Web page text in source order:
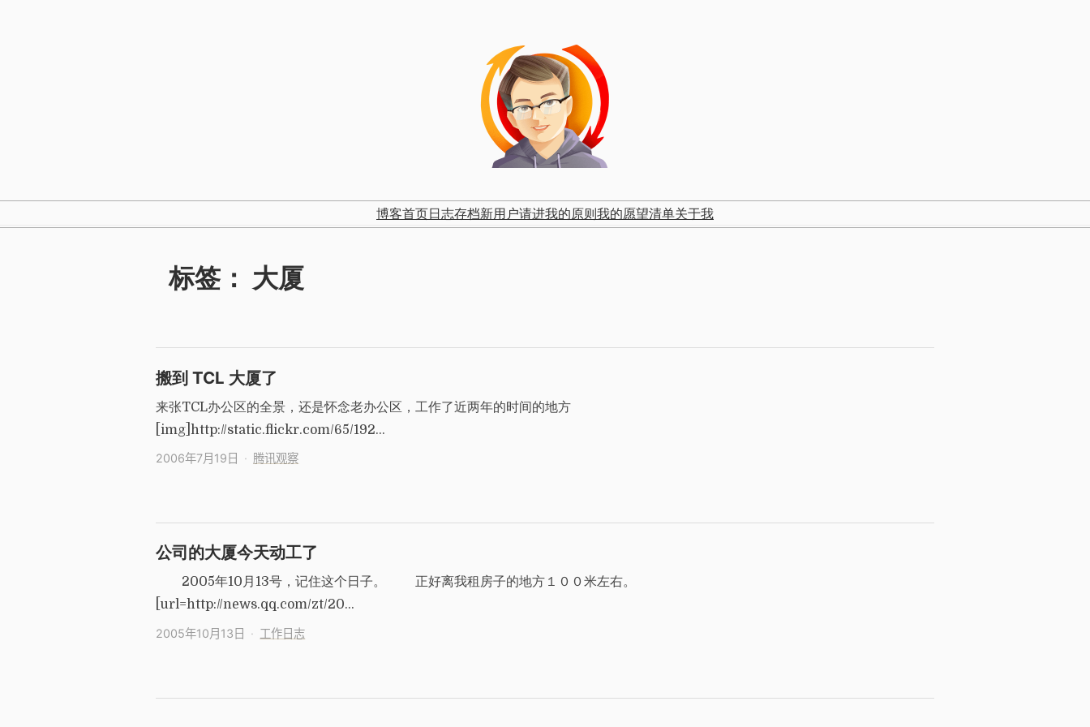
博客首页日志存档新用户请进我的原则 我的愿望清单关于我
标签： 大厦
搬到 TCL 大厦了
来张TCL办公区的全景，还是怀念老办公区，工作了近两年的时间的地方
[img]http://static.flickr.com/65/192…
2006年7月19日 腾讯观察
公司的大厦今天动工了
2005年10月13号，记住这个日子。 正好离我租房子的地方１００米左右。
[url=http://news.qq.com/zt/20…
2005年10月13日 工作日志